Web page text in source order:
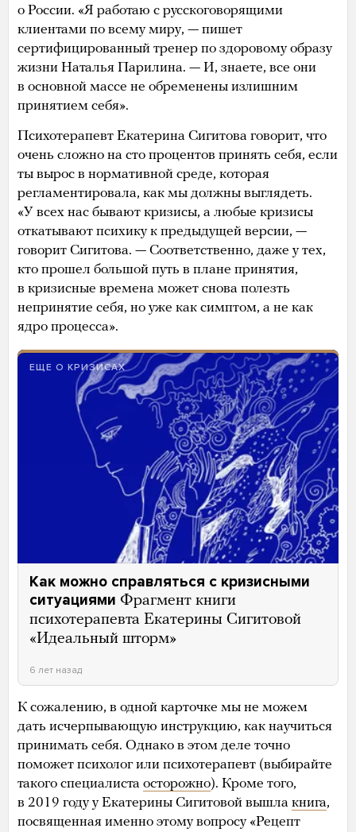
о России. «Я работаю с русскоговорящими
клиентами по всему миру, — пишет
сертифицированный тренер по здоровому образу
жизни Наталья Парилина. — И, знаете, все они
в основной массе не обременены излишним
принятием себя».
Психотерапевт Екатерина Сигитова говорит, что
очень сложно на сто процентов принять себя, если
ты вырос в нормативной среде, которая
регламентировала, как мы должны выглядеть.
«У всех нас бывают кризисы, а любые кризисы
откатывают психику к предыдущей версии, —
говорит Сигитова. — Соответственно, даже у тех,
кто прошел большой путь в плане принятия,
в кризисные времена может снова полезть
непринятие себя, но уже как симптом, а не как
ядро процесса».
ЕЩЕ О КРИЗИСАХ
Как можно справляться с кризисными
ситуациями Фрагмент книги
психотерапевта Екатерины Сигитовой
«Идеальный шторм»
6 лет назад
К сожалению, в одной карточке мы не можем
дать исчерпывающую инструкцию, как научиться
принимать себя. Однако в этом деле точно
поможет психолог или психотерапевт (выбирайте
такого специалиста осторожно). Кроме того,
в 2019 году у Екатерины Сигитовой вышла книга,
посвященная именно этому вопросу «Рецепт